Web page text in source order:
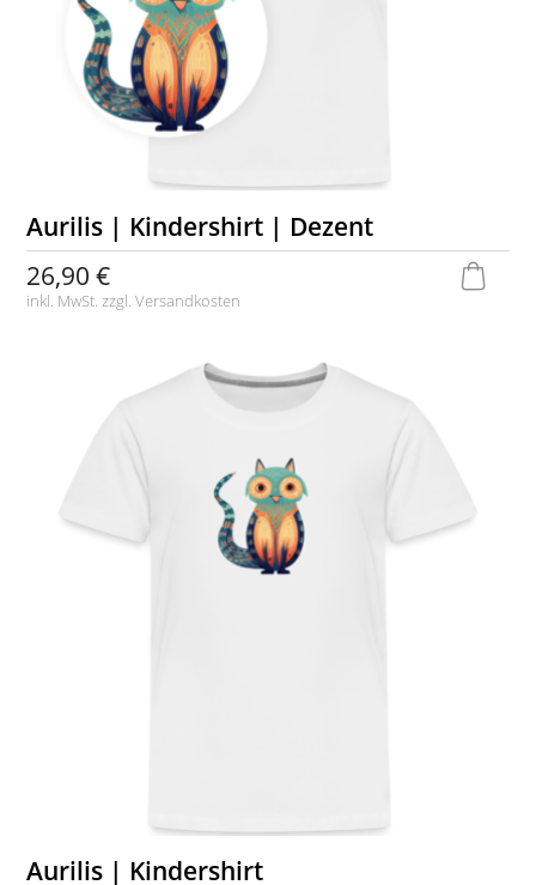
Aurilis | Kindershirt | Dezent
26,90 €
inkl. MwSt. zzgl.Versandkosten
Aurilis | Kindershirt